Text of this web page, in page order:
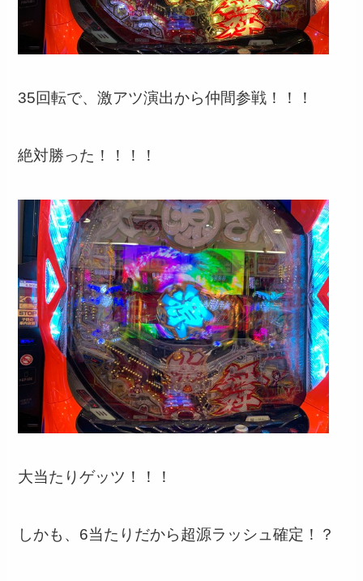
35回転で、激アツ演出から仲間参戦！！！
絶対勝った！！！！
大当たりゲッツ！！！
しかも、6当たりだから超源ラッシュ確定！？